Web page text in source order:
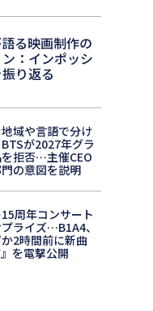
る映画制作の
：インポッシ
り返る
地域や言語で分け
が2027年グラ
拒否…主催CEO
の意図を説明
周年コンサート
ライズ…B1A4、
2時間前に新曲
』を電撃公開